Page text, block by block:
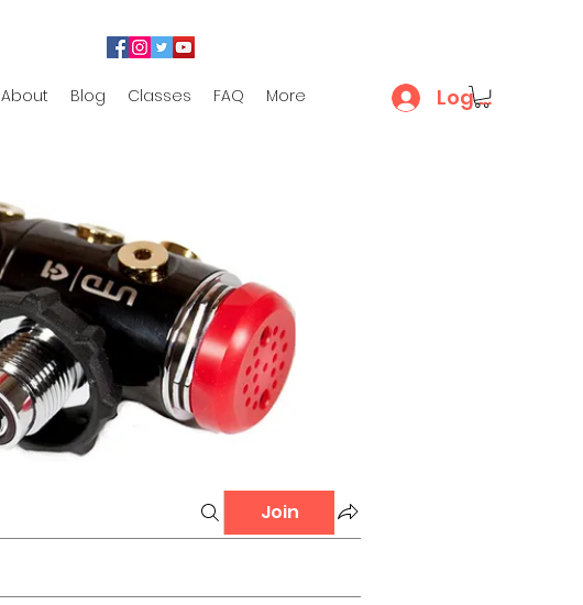
About Blog Classes FAQ More Log In
Join